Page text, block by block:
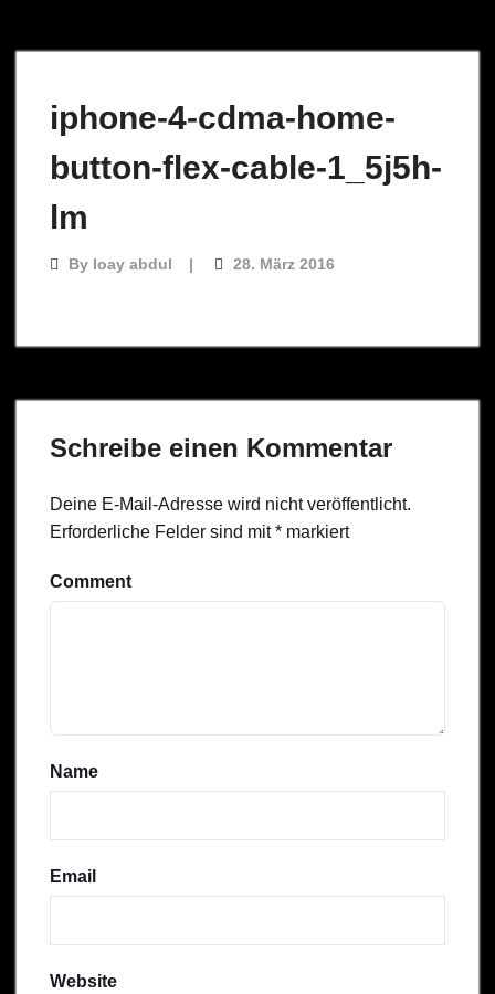
iphone-4-cdma-home-
button-flex-cable-1_5j5h-
lm
By loay abdul 28. März 2016
Schreibe einen Kommentar
Deine E-Mail-Adresse wird nicht veröffentlicht.
Erforderliche Felder sind mit* markiert
Comment
Name
Email
Website